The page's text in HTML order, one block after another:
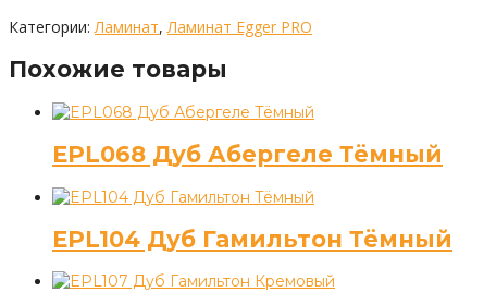
Категории:Ламинат,Ламинат Egger PRO
Похожие товары
EPL068 Дуб Абергеле Тёмный
EPL104 Дуб Гамильтон Тёмный